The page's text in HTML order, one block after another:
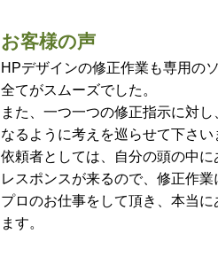
お客様の声
HPデザインの修正作業も専用の
全てがスムーズでした。
また、一つ一つの修正指示に対
なるように考えを巡らせて下さい
依頼者としては、自分の頭の中
レスポンスが来るので、修正作業
プロのお仕事をして頂き、本当
ます。